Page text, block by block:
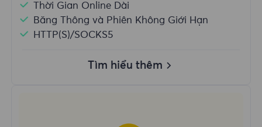
Thời Gian Online Dài
Băng Thông và Phiên Không Giới Hạn
HTTP(S)/SOCKS5
Tìm hiểu thêm